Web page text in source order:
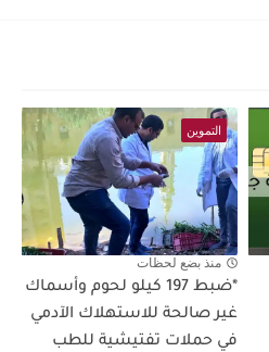
التموين
منذ بضع لحظات
*ضبط 197 كيلو لحوم وأسماك
غير صالحة للاستهلاك الآدمي
في حملات تفتيشية للطب